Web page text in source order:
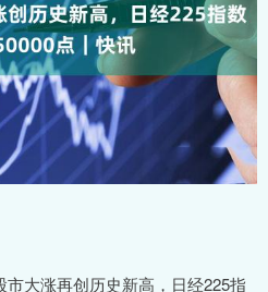
大涨再创历史新高，日经225指